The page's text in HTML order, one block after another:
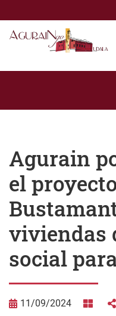
Agurain
el
viviendas
social
11/09/2024